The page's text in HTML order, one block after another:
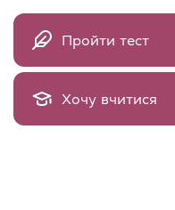
Пройти тест
Хочу вчитися